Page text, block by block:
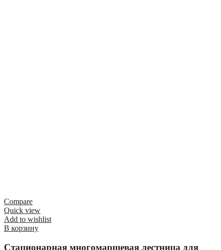
Compare
Quick view
Add to wishlist
В корзину
Стационарная многомаршевая лестница для